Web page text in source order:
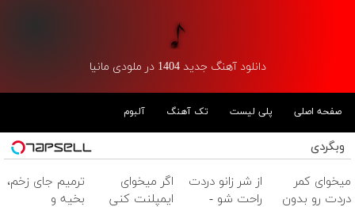
دانلود آهنگ جدید 1404 در ملودی مانیا
صفحه اصلی پلی لیست تک آهنگ آلبوم
وبگردی
میخوای کمر
دردت رو بدون
از شر زانو دردت
راحت شو -
اگر میخوای
ایمپلنت کنی
ترمیم جای زخم،
بخیه و